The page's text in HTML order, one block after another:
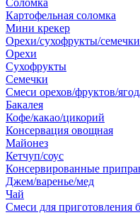
Соломка
Картофельная соломка
Мини крекер
Орехи/сухофрукты/семечки
Орехи
Сухофрукты
Семечки
Смеси орехов/фруктов/
Бакалея
Кофе/какао/цикорий
Консервация овощная
Майонез
Кетчуп/соус
Консервированные
Джем/варенье/мед
Чай
Смеси для приготовления